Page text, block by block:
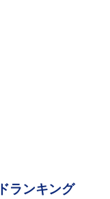
ランキング